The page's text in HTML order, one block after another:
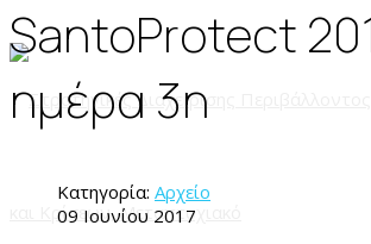
SantoProtect
ημέρα 3η
Κατηγορία: Αρχείο
09 Ιουνίου 2017